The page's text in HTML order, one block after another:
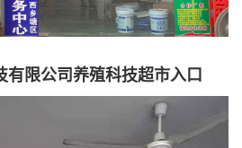
有限公司养殖科技超市入口